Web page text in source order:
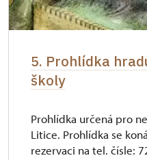
5. Prohlídka
školy
Prohlídka určená pro
Litice. Prohlídka se
rezervaci na tel. čísle: